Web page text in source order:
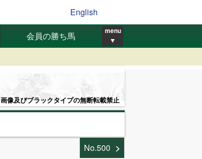
English
会員の勝ち馬 menu
▼
画像及びブラックタイプの無断転載禁止
No.500